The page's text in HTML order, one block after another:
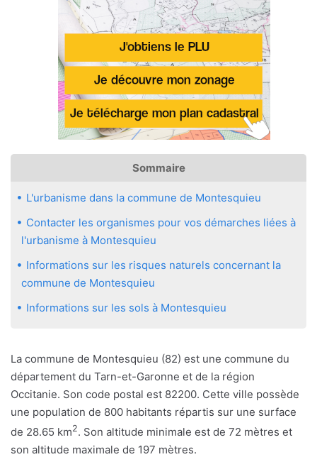
Sommaire
L'urbanisme dans la commune de Montesquieu
Contacter les organismes pour vos démarches liées à
l'urbanisme à Montesquieu
Informations sur les risques naturels concernant la
commune de Montesquieu
Informations sur les sols à Montesquieu
La commune de Montesquieu (82) est une commune du
département du Tarn-et-Garonne et de la région
Occitanie. Son code postal est 82200. Cette ville possède
une population de 800 habitants répartis sur une surface
de 28.65 km2. Son altitude minimale est de 72 mètres et
son altitude maximale de 197 mètres.